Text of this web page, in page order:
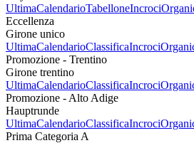
UltimaCalendarioTabelloneIncroci
Eccellenza
Girone unico
UltimaCalendarioClassificaIncroci
Promozione - Trentino
Girone trentino
UltimaCalendarioClassificaIncroci
Promozione - Alto Adige
Hauptrunde
UltimaCalendarioClassificaIncroci
Prima Categoria A